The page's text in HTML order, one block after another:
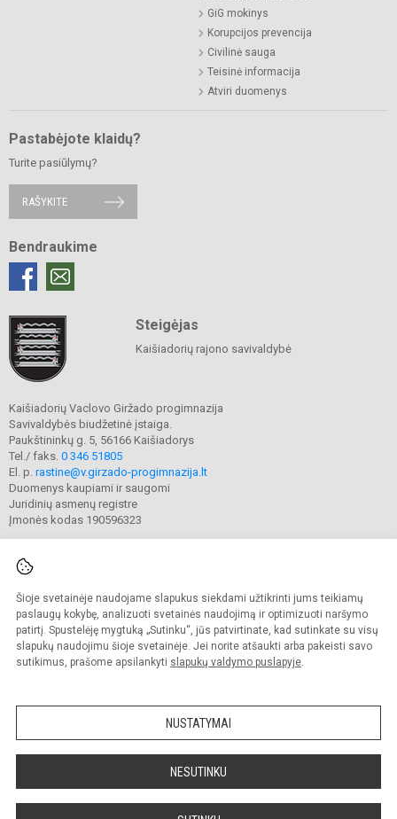
Šioje svetainėje naudojame slapukus siekdami užtikrinti jums teikiamų
paslaugų kokybę, analizuoti svetainės naudojimą ir optimizuoti naršymo
patirtį. Spustelėję mygtuką „Sutinku“, jūs patvirtinate, kad sutinkate su visų
slapukų naudojimu šioje svetainėje. Jei norite atšaukti arba pakeisti savo
sutikimus, prašome apsilankyti slapukų valdymo puslapyje.
NUSTATYMAI
NESUTINKU
GiG mokinys
Korupcijos prevencija
Civilinė sauga
Teisinė informacija
Atviri duomenys
Pastabėjote klaidų?
Turite pasiūlymų?
RAŠYKITE
Bendraukime
Steigėjas
Kaišiadorių rajono savivaldybė
Kaišiadorių Vaclovo Giržado progimnazija
Savivaldybės biudžetinė įstaiga.
Paukštininkų g. 5, 56166 Kaišiadorys
Tel./ faks. 0 346 51805
El. p. rastine@v.girzado-progimnazija.lt
Duomenys kaupiami ir saugomi
Juridinių asmenų registre
Įmonės kodas 190596323
© 2020. Kaišiadorių Vaclovo Giržado progimnazija. Visos teisės saugomos.
Kopijuoti turinį be raštiško gimnazijos sutikimo griežtai draudžiama.
Prieinamumo paraiška Slapukų valdymas
Sumanus būdas atnaujinti